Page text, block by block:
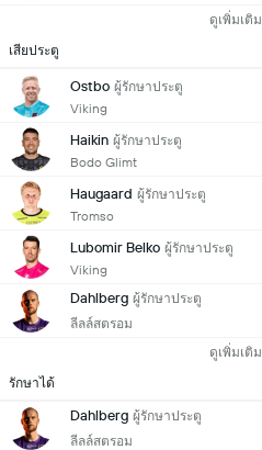
ดูเพิ่มเติม
เสียประตู
Ostbo ผู้รักษาประตู
Viking
Haikin ผู้รักษาประตู
Bodo Glimt
Haugaard ผู้รักษาประตู
Tromso
Lubomir Belko ผู้รักษาประตู
Viking
Dahlberg ผู้รักษาประตู
ลีลล์สตรอม
ดูเพิ่มเติม
รักษาได้
Dahlberg ผู้รักษาประตู
ลีลล์สตรอม